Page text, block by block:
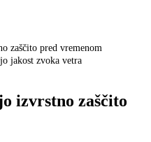
zaščito pred vremenom
jakost zvoka vetra
izvrstno zaščito